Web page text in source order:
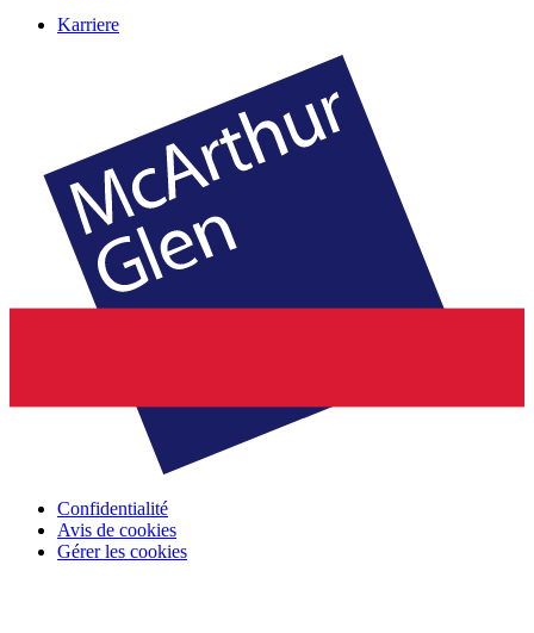
Karriere
Confidentialité
Avis de cookies
Gérer les cookies